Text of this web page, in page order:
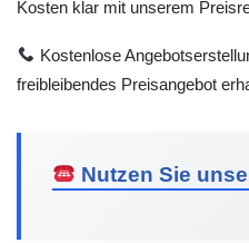
Kosten klar mit unserem
Kostenlose
freibleibendes Preisangebot
Nutzen Sie